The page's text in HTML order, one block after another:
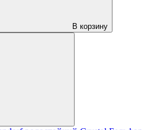
В корзину